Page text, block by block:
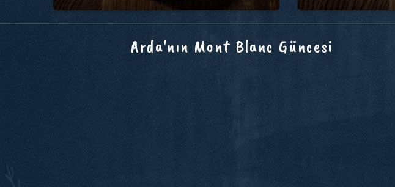
Arda'nın Mont Blanc Güncesi